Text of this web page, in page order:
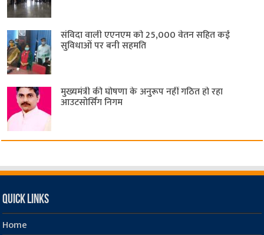
संविदा वाली एएनएम को 25,000 वेतन सहित कई
सुविधाओं पर बनी सहमति
मुख्यमंत्री की घोषणा के अनुरूप नहीं गठित हो रहा
आउटसोर्सिंग निगम
Quick Links
Home